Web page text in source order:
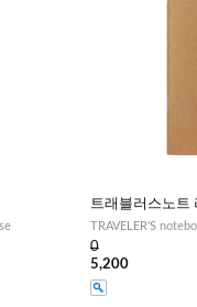
트래블러스노트
TRAVELER'S
0
5,200